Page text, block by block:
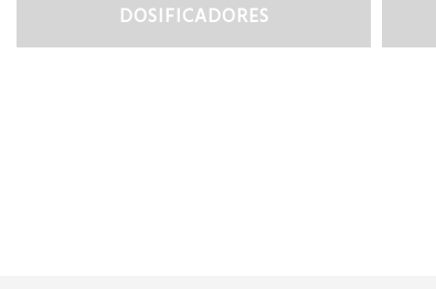
DOSIFICADORES